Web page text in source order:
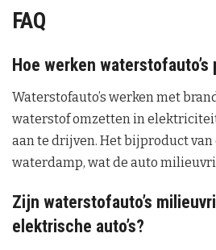
FAQ
Hoe werken waterstofauto’s
Waterstofauto’s werken met
waterstof omzetten in
aan te drijven. Het bijproduct van
waterdamp, wat de auto
Zijn waterstofauto’s
elektrische auto’s?